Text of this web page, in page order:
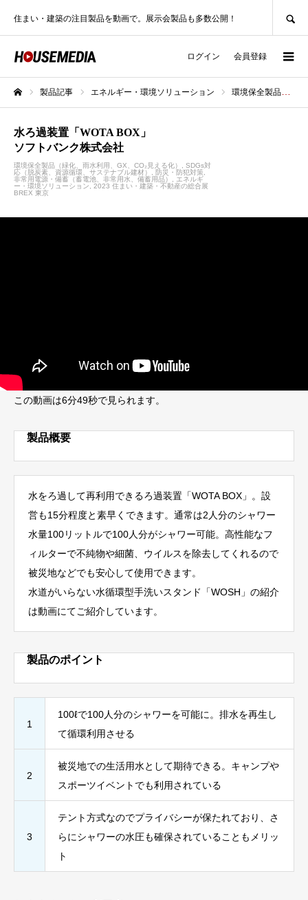
住まい・建築の注目製品を動画で。展示会製品も多数公開！
ログイン 会員登録
製品記事 エネルギー・環境ソリューション 環境保全製品（緑化、雨水利用、GX、CO₂見える化）
水ろ過装置「WOTA BOX」
ソフトバンク株式会社
環境保全製品（緑化、雨水利用、GX、CO₂見える化）
SDGs対
応（脱炭素、資源循環、サステナブル建材）
防災・防犯対策
非常用電源・備蓄（蓄電池、非常用水、備蓄用品）
エネルギ
ー・環境ソリューション
2023 住まい・建築・不動産の総合展
BREX 東京
この動画は6分49秒で見られます。
製品概要
水をろ過して再利用できるろ過装置「WOTA BOX」。設
営も15分程度と素早くできます。通常は2人分のシャワー
水量100リットルで100人分がシャワー可能。高性能なフ
ィルターで不純物や細菌、ウイルスを除去してくれるので
被災地などでも安心して使用できます。
水道がいらない水循環型手洗いスタンド「WOSH」の紹介
は動画にてご紹介しています。
製品のポイント
1
100ℓで100人分のシャワーを可能に。排水を再生し
て循環利用させる
2
被災地での生活用水として期待できる。キャンプや
スポーツイベントでも利用されている
3
テント方式なのでプライバシーが保たれており、さ
らにシャワーの水圧も確保されていることもメリッ
ト